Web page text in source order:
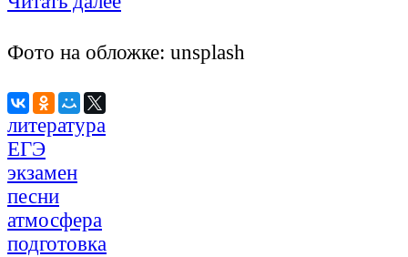
Фото на обложке: unsplash
литература
ЕГЭ
экзамен
песни
атмосфера
подготовка